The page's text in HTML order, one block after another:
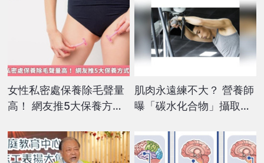
女性私密處保養除毛聲量
高！ 網友推5大保養方式1
肌肉永遠練不大？ 營養師
曝「碳水化合物」攝取不
糖